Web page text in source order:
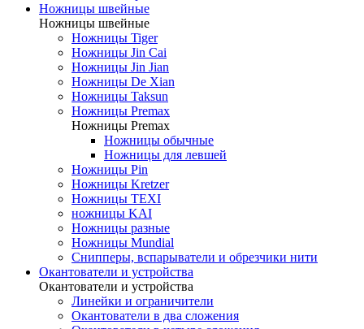
Ножницы швейные
Ножницы швейные
Ножницы Tiger
Ножницы Jin Cai
Ножницы Jin Jian
Ножницы De Xian
Ножницы Taksun
Ножницы Premax
Ножницы Premax
Ножницы обычные
Ножницы для левшей
Ножницы Pin
Ножницы Kretzer
Ножницы TEXI
ножницы KAI
Ножницы разные
Ножницы Mundial
Снипперы, вспарыватели и обрезчики нити
Окантователи и устройства
Окантователи и устройства
Линейки и ограничители
Окантователи в два сложения